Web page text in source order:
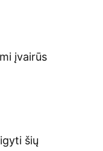
įvairūs
šių